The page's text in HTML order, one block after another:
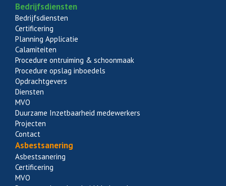
Bedrijfsdiensten
Bedrijfsdiensten
Certificering
Planning Applicatie
Calamiteiten
Procedure ontruiming & schoonmaak
Procedure opslag inboedels
Opdrachtgevers
Diensten
MVO
Duurzame Inzetbaarheid medewerkers
Projecten
Contact
Asbestsanering
Asbestsanering
Certificering
MVO